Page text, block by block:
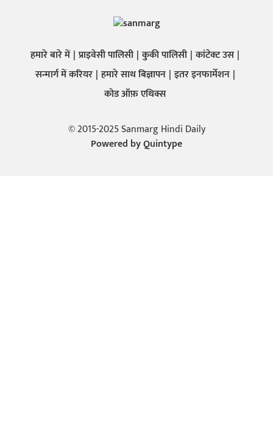
हमारे बारे में प्राइवेसी पालिसी कुकी पालिसी कांटेक्ट उस
सन्मार्ग में करियर हमारे साथ बिज्ञापन इतर इनफार्मेशन
कोड ऑफ़ एथिक्स
© 2015-2025 Sanmarg Hindi Daily
Powered byQuintype